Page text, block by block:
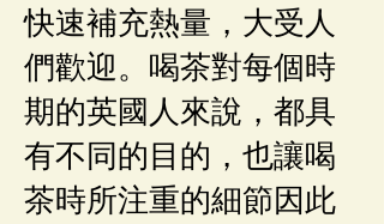
快速補充熱量，大受人
們歡迎。喝茶對每個時
期的英國人來說，都具
有不同的目的，也讓喝
茶時所注重的細節因此